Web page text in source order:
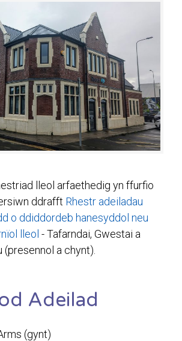
lleol arfaethedig yn ffurfio
ddrafft Rhestr adeiladau
o ddiddordeb hanesyddol neu
lleol - Tafarndai, Gwestai a
(presennol a chynt).
Adeilad
(gynt)